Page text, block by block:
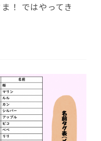
！ ではやってき